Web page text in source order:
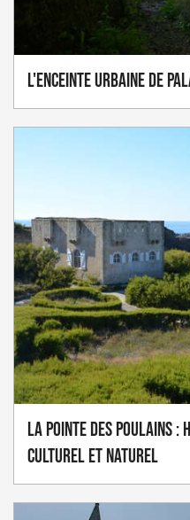
L'Enceinte Urbaine de
La Pointe des Poulains
culturel et naturel